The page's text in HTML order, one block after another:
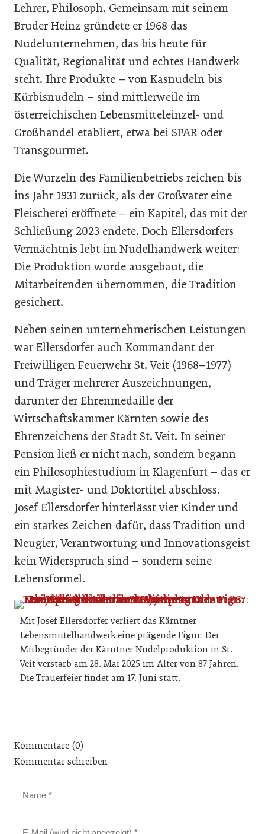
Lehrer, Philosoph. Gemeinsam mit seinem
Bruder Heinz gründete er 1968 das
Nudelunternehmen, das bis heute für
Qualität, Regionalität und echtes Handwerk
steht. Ihre Produkte – von Kasnudeln bis
Kürbisnudeln – sind mittlerweile im
österreichischen Lebensmitteleinzel- und
Großhandel etabliert, etwa bei SPAR oder
Transgourmet.
Die Wurzeln des Familienbetriebs reichen bis
ins Jahr 1931 zurück, als der Großvater eine
Fleischerei eröffnete – ein Kapitel, das mit der
Schließung 2023 endete. Doch Ellersdorfers
Vermächtnis lebt im Nudelhandwerk weiter:
Die Produktion wurde ausgebaut, die
Mitarbeitenden übernommen, die Tradition
gesichert.
Neben seinen unternehmerischen Leistungen
war Ellersdorfer auch Kommandant der
Freiwilligen Feuerwehr St. Veit (1968–1977)
und Träger mehrerer Auszeichnungen,
darunter der Ehrenmedaille der
Wirtschaftskammer Kärnten sowie des
Ehrenzeichens der Stadt St. Veit. In seiner
Pension ließ er nicht nach, sondern begann
ein Philosophiestudium in Klagenfurt – das er
mit Magister- und Doktortitel abschloss.
Josef Ellersdorfer hinterlässt vier Kinder und
ein starkes Zeichen dafür, dass Tradition und
Neugier, Verantwortung und Innovationsgeist
kein Widerspruch sind – sondern seine
Lebensformel.
Mit Josef Ellersdorfer verliert das Kärntner
Lebensmittelhandwerk eine prägende Figur: Der
Mitbegründer der Kärntner Nudelproduktion in St.
Veit verstarb am 28. Mai 2025 im Alter von 87 Jahren.
Die Trauerfeier findet am 17. Juni statt.
Kommentare (0)
Kommentar schreiben